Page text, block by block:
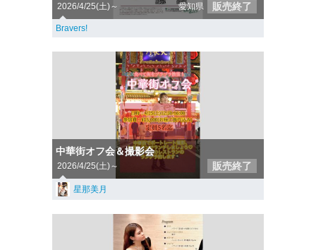
2026/4/25(土)～ 愛知県 販売終了
Bravers!
中華街オフ会＆撮影会
2026/4/25(土)～ 販売終了
星那美月